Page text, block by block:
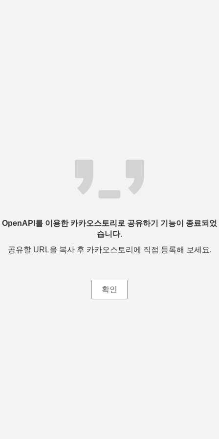
OpenAPI를 이용한 카카오스토리로 공유하기 기능이 종료되었
습니다.
공유할 URL을 복사 후 카카오스토리에 직접 등록해 보세요.
확인